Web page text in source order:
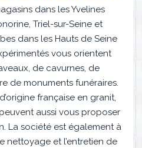
dans les Yvelines
Triel-sur-Seine et
dans les Hauts de Seine
vous orientent
de cavurnes, de
de monuments funéraires.
française en granit,
aussi vous proposer
La société est également à
nettoyage et l’entretien de